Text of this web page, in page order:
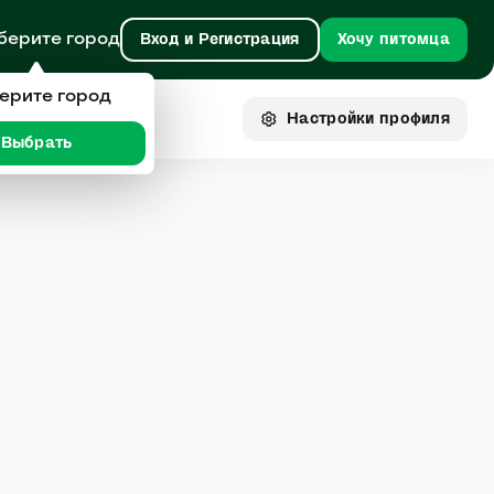
город Вход и Регистрация Хочу питомца
Настройки профиля
город
Выбрать